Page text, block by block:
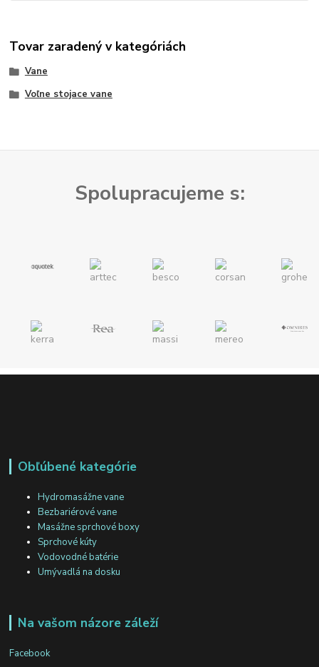
Tovar zaradený v kategóriách
Vane
Voľne stojace vane
Spolupracujeme s:
Obľúbené kategórie
Hydromasážne vane
Bezbariérové vane
Masážne sprchové boxy
Sprchové kúty
Vodovodné batérie
Umývadlá na dosku
Na vašom názore záleží
Facebook